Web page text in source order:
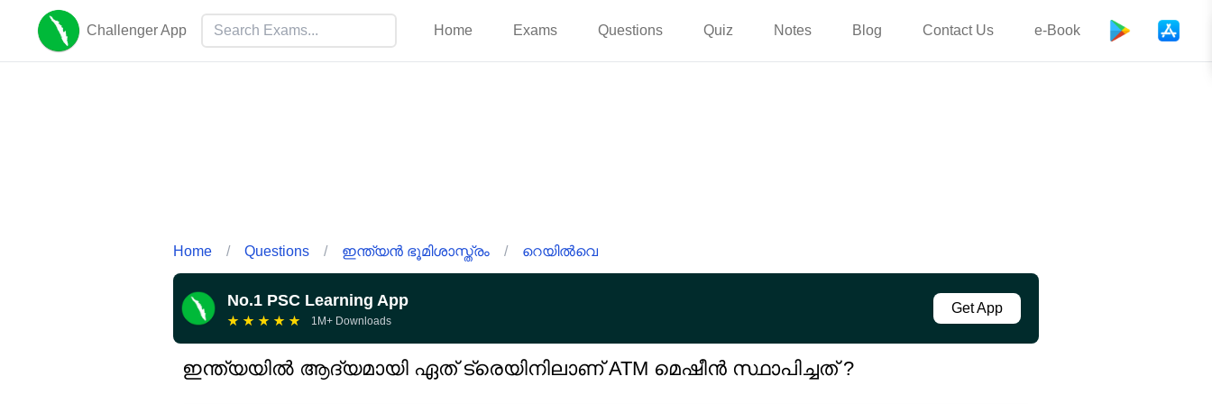
Challenger App Home Exams Questions Quiz Notes Blog Contact Us e-Book
Home / Questions / ഇന്ത്യൻ ഭൂമിശാസ്ത്രം / റെയിൽവെ
No.1 PSC Learning App
★ ★ ★ ★ ★ 1M+ Downloads
Get App
ഇന്ത്യയിൽ ആദ്യമായി ഏത് ട്രെയിനിലാണ് ATM മെഷീൻ സ്ഥാപിച്ചത് ?